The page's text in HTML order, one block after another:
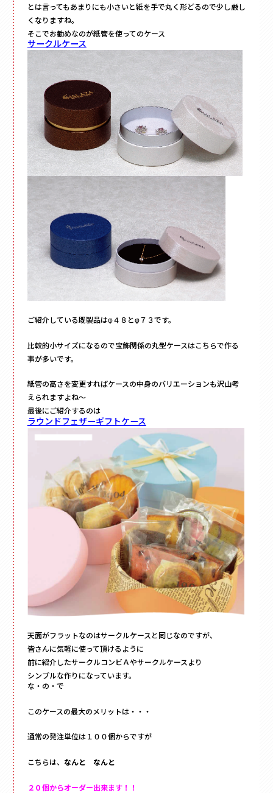
とは言ってもあまりにも小さいと紙を手で丸く形どるので少し厳し
くなりますね。
そこでお勧めなのが紙管を使ってのケース
サークルケース
ご紹介している既製品はφ４８とφ７３です。
比較的小サイズになるので宝飾関係の丸型ケースはこちらで作る
事が多いです。
紙管の高さを変更すればケースの中身のバリエーションも沢山考
えられますよね～
最後にご紹介するのは
ラウンドフェザーギフトケース
天面がフラットなのはサークルケースと同じなのですが、
皆さんに気軽に使って頂けるように
前に紹介したサークルコンビＡやサークルケースより
シンプルな作りになっています。
な・の・で
このケースの最大のメリットは・・・
通常の発注単位は１００個からですが
こちらは、 なんと なんと
２０個からオーダー出来ます！！